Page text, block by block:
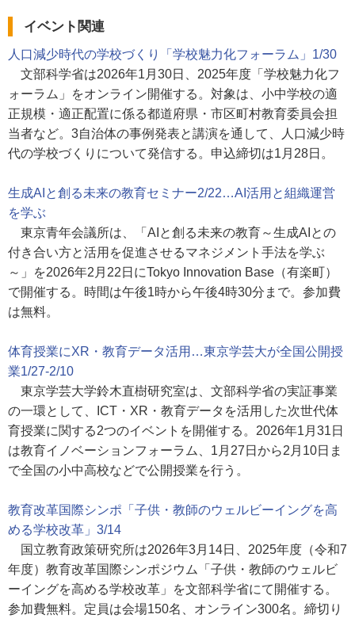
イベント関連
人口減少時代の学校づくり「学校魅力化フォーラム」1/30
文部科学省は2026年1月30日、2025年度「学校魅力化フ
ォーラム」をオンライン開催する。対象は、小中学校の適
正規模・適正配置に係る都道府県・市区町村教育委員会担
当者など。3自治体の事例発表と講演を通して、人口減少時
代の学校づくりについて発信する。申込締切は1月28日。
生成AIと創る未来の教育セミナー2/22…AI活用と組織運営
を学ぶ
東京青年会議所は、「AIと創る未来の教育～生成AIとの
付き合い方と活用を促進させるマネジメント手法を学ぶ
～」を2026年2月22日にTokyo Innovation Base（有楽町）
で開催する。時間は午後1時から午後4時30分まで。参加費
は無料。
体育授業にXR・教育データ活用…東京学芸大が全国公開授
業1/27-2/10
東京学芸大学鈴木直樹研究室は、文部科学省の実証事業
の一環として、ICT・XR・教育データを活用した次世代体
育授業に関する2つのイベントを開催する。2026年1月31日
は教育イノベーションフォーラム、1月27日から2月10日ま
で全国の小中高校などで公開授業を行う。
教育改革国際シンポ「子供・教師のウェルビーイングを高
める学校改革」3/14
国立教育政策研究所は2026年3月14日、2025年度（令和7
年度）教育改革国際シンポジウム「子供・教師のウェルビ
ーイングを高める学校改革」を文部科学省にて開催する。
参加費無料。定員は会場150名、オンライン300名。締切り